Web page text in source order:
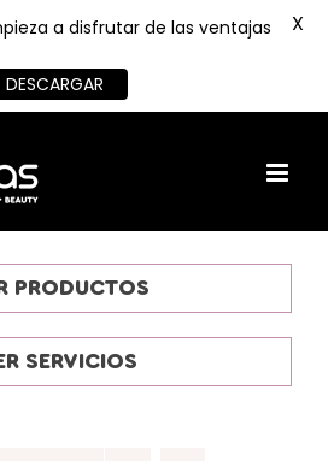
PRODUCTOS
SERVICIOS
a disfrutar de las ventajas
DESCARGAR
X